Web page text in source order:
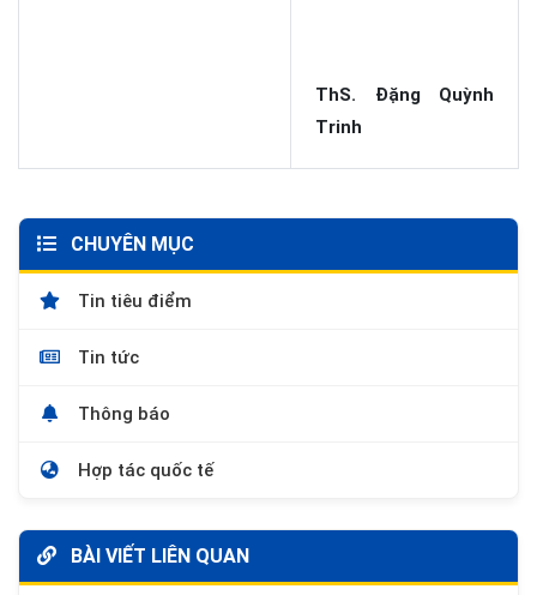
ThS. Đặng Quỳnh
Trinh
CHUYÊN MỤC
Tin tiêu điểm
Tin tức
Thông báo
Hợp tác quốc tế
BÀI VIẾT LIÊN QUAN